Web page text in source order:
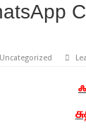
Uncategorized